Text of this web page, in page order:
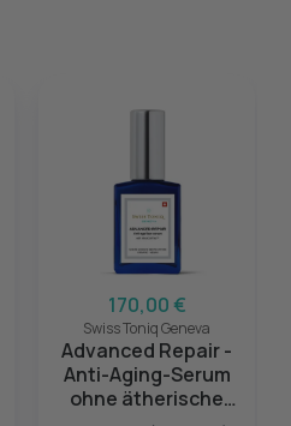
170,00 €
Swiss Toniq Geneva
Advanced Repair -
Anti-Aging-Serum
ohne ätherische